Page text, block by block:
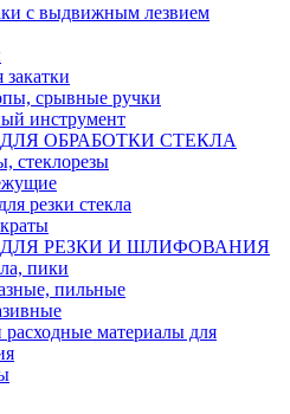
с выдвижным лезвием
срывные ручки
инструмент
ОБРАБОТКИ СТЕКЛА
стеклорезы
резки стекла
РЕЗКИ И ШЛИФОВАНИЯ
пики
пильные
расходные материалы для